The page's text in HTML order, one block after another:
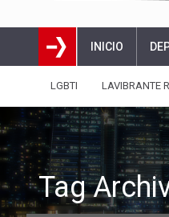
INICIO
LGBTI LAVIBRANTE
Tag